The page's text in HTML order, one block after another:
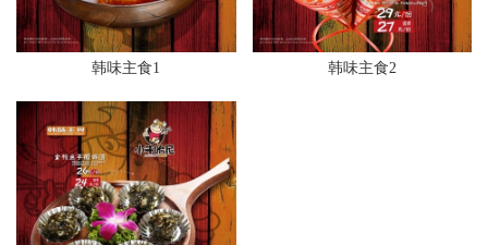
韩味主食1 韩味主食2